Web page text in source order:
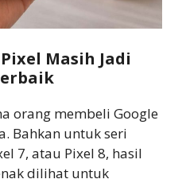
Masih Jadi
orang membeli Google
Bahkan untuk seri
7, atau Pixel 8, hasil
dilihat untuk